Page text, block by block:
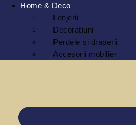
Home & Deco
Lenjerii
Decoratiuni
Perdele si draperii
Accesorii mobilier